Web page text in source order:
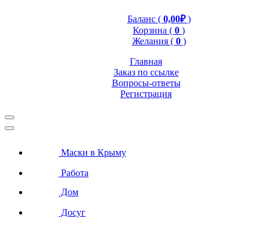
Баланс ( 0,00₽)
Корзина ( 0 )
Желания ( 0 )
Главная
Заказ по ссылке
Вопросы-ответы
Регистрация
Маски в Крыму
Работа
Дом
Досуг